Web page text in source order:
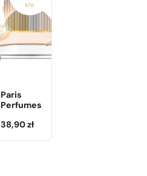
Paris
Perfumes
38,90zł